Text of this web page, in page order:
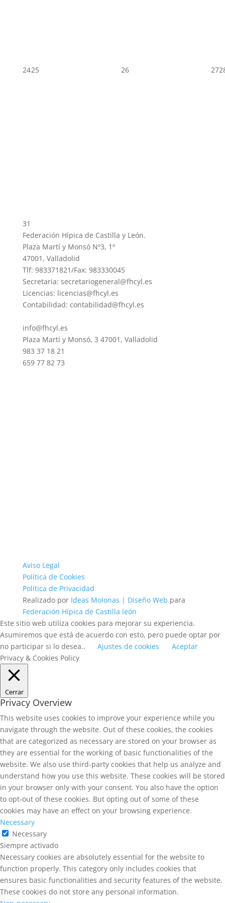
2425 26 27
31
Federación Hípica de Castilla y León.
Plaza Martí y Monsó Nº3, 1º
47001, Valladolid
Tlf: 983371821/Fax: 983330045
Secretaria: secretariogeneral@fhcyl.es
Licencias: licencias@fhcyl.es
Contabilidad: contabilidad@fhcyl.es
info@fhcyl.es
Plaza Martí y Monsó, 3 47001, Valladolid
983 37 18 21
659 77 82 73
Aviso Legal
Política de Cookies
Política de Privacidad
Realizado por Ideas Molonas | Diseño Web para
Federación Hípica de Castilla león
Este sitio web utiliza cookies para mejorar su experiencia.
Asumiremos que está de acuerdo con esto, pero puede optar por
no participar si lo desea..
Ajustes de cookies
Aceptar
Privacy & Cookies Policy
Cerrar
Privacy Overview
This website uses cookies to improve your experience while you
navigate through the website. Out of these cookies, the cookies
that are categorized as necessary are stored on your browser as
they are essential for the working of basic functionalities of the
website. We also use third-party cookies that help us analyze and
understand how you use this website. These cookies will be stored
in your browser only with your consent. You also have the option
to opt-out of these cookies. But opting out of some of these
cookies may have an effect on your browsing experience.
Necessary
Necessary
Siempre activado
Necessary cookies are absolutely essential for the website to
function properly. This category only includes cookies that
ensures basic functionalities and security features of the website.
These cookies do not store any personal information.